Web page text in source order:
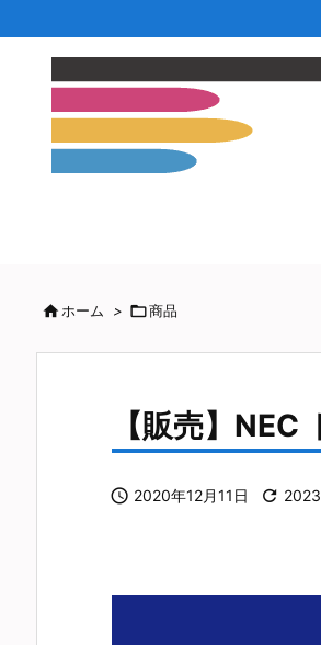
ホーム > 商品
【販売】
 2020年12月11日 